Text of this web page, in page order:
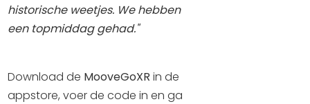
historische weetjes. We hebben
een topmiddag gehad."
Download de MooveGoXRin de
appstore, voer de code in en ga